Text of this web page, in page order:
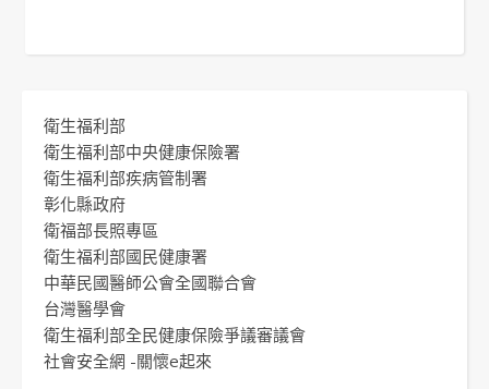
衛生福利部
衛生福利部中央健康保險署
衛生福利部疾病管制署
彰化縣政府
衛福部長照專區
衛生福利部國民健康署
中華民國醫師公會全國聯合會
台灣醫學會
衛生福利部全民健康保險爭議審議會
社會安全網 -關懷e起來